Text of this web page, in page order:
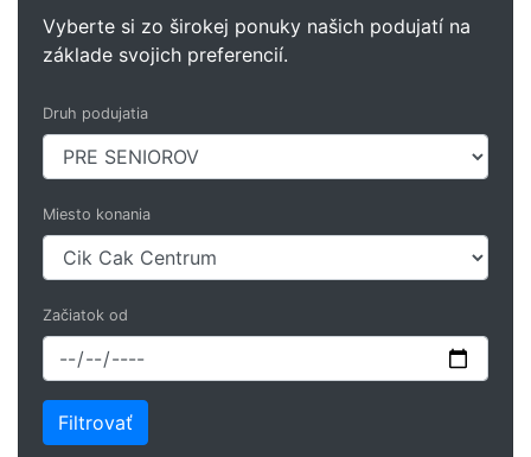
Vyberte si zo širokej ponuky našich podujatí na
základe svojich preferencií.
Druh podujatia
Miesto konania
Začiatok od